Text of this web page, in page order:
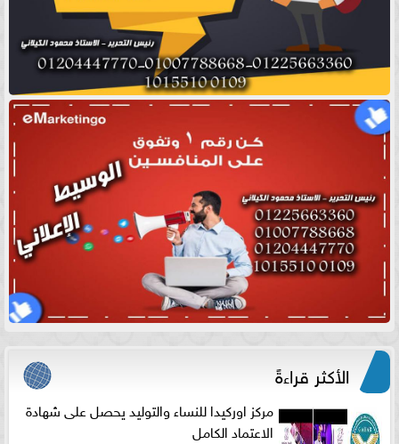
الأكثر قراءةً
مركز اوركيدا للنساء والتوليد يحصل على شهادة
الاعتماد الكامل